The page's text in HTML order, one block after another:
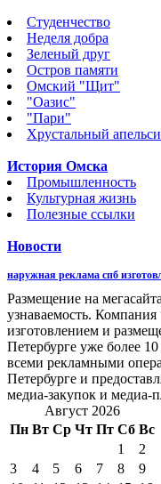
Студенчество
Неделя добра
Зеленый друг
Остров памяти
Омский "Щит"
"Оазис"
"Пари"
Хрустальный
История Омска
Промышленность
Культурная жизнь
Полезные ссылки
Новости
наружная реклама спб
Размещение на
узнаваемость.
изготовлением и
Петербурге уже более
всеми рекламными
Петербурге и
медиа-закупок и медиа-
Август 2026
Пн Вт Ср Чт Пт Сб Вс
1
2
3
4 5 6 7 8
9